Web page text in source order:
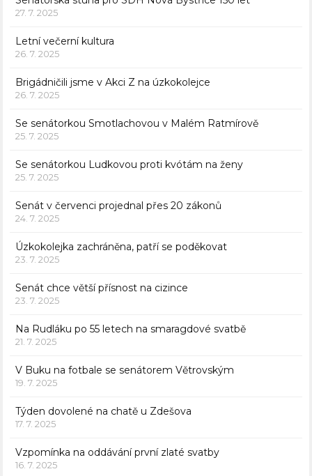
27. 7. 2025
Letní večerní kultura
26. 7. 2025
Brigádničili jsme v Akci Z na úzkokolejce
26. 7. 2025
Se senátorkou Smotlachovou v Malém Ratmírově
25. 7. 2025
Se senátorkou Ludkovou proti kvótám na ženy
25. 7. 2025
Senát v červenci projednal přes 20 zákonů
24. 7. 2025
Úzkokolejka zachráněna, patří se poděkovat
23. 7. 2025
Senát chce větší přísnost na cizince
23. 7. 2025
Na Rudláku po 55 letech na smaragdové svatbě
21. 7. 2025
V Buku na fotbale se senátorem Větrovským
19. 7. 2025
Týden dovolené na chatě u Zdešova
17. 7. 2025
Vzpomínka na oddávání první zlaté svatby
16. 7. 2025